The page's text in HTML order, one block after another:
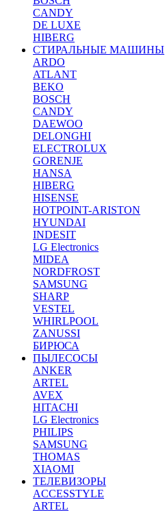
CANDY
DE LUXE
HIBERG
СТИРАЛЬНЫЕ МАШИНЫ
ARDO
ATLANT
BEKO
BOSCH
CANDY
DAEWOO
DELONGHI
ELECTROLUX
GORENJE
HANSA
HIBERG
HISENSE
HOTPOINT-ARISTON
HYUNDAI
INDESIT
LG Electronics
MIDEA
NORDFROST
SAMSUNG
SHARP
VESTEL
WHIRLPOOL
ZANUSSI
БИРЮСА
ПЫЛЕСОСЫ
ANKER
ARTEL
AVEX
HITACHI
LG Electronics
PHILIPS
SAMSUNG
THOMAS
XIAOMI
ТЕЛЕВИЗОРЫ
ACCESSTYLE
ARTEL